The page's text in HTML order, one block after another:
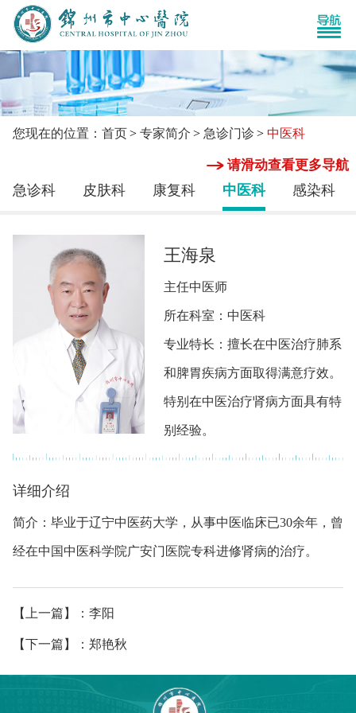
您现在的位置：首页 专家简介 急诊门诊 中医科
请滑动查看更多导航
急诊科 皮肤科 康复科 中医科 感染科
王海泉
主任中医师
所在科室：中医科
专业特长：擅长在中医治疗肺系
和脾胃疾病方面取得满意疗效。
特别在中医治疗肾病方面具有特
别经验。
详细介绍
简介：毕业于辽宁中医药大学，从事中医临床已30余年，曾
经在中国中医科学院广安门医院专科进修肾病的治疗。
【上一篇】：李阳
【下一篇】：郑艳秋